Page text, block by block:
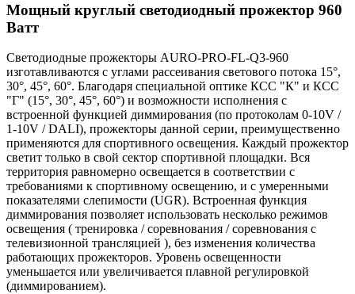
Мощный круглый светодиодный прожектор 960
Ватт
Светодиодные прожекторы AURO-PRO-FL-Q3-960
изготавливаются с углами рассеивания светового потока 15°,
30°, 45°, 60°. Благодаря специальной оптике КСС "К" и КСС
"Г" (15°, 30°, 45°, 60°) и возможности исполнения с
встроенной функцией диммирования (по протоколам 0-10V /
1-10V / DALI), прожекторы данной серии, преимущественно
применяются для спортивного освещения. Каждый прожектор
светит только в свой сектор спортивной площадки. Вся
территория равномерно освещается в соответствии с
требованиями к спортивному освещению, и с умеренными
показателями слепимости (UGR). Встроенная функция
диммирования позволяет использовать несколько режимов
освещения ( тренировка / соревнования / соревнования с
телевизионной трансляцией ), без изменения количества
работающих прожекторов. Уровень освещенности
уменьшается или увеличивается плавной регулировкой
(диммированием).